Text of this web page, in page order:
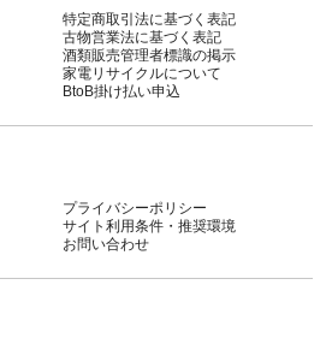
特定商取引法に基づく表記
古物営業法に基づく表記
酒類販売管理者標識の掲示
家電リサイクルについて
BtoB掛け払い申込
プライバシーポリシー
サイト利用条件・推奨環境
お問い合わせ